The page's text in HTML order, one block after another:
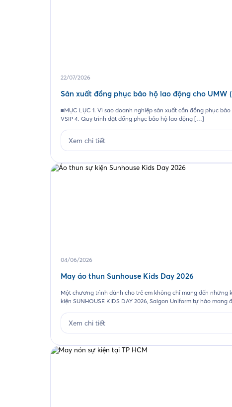
22/07/2026
Sản xuất đồng phục bảo hộ lao động cho UMW
≡MỤC LỤC 1. Vì sao doanh nghiệp sản xuất cần đồng phục
VSIP 4. Quy trình đặt đồng phục bảo hộ lao động […]
Xem chi tiết
04/06/2026
May áo thun Sunhouse Kids Day 2026
Một chương trình dành cho trẻ em không chỉ mang đến
kiện SUNHOUSE KIDS DAY 2026, Saigon Uniform tự hào
Xem chi tiết